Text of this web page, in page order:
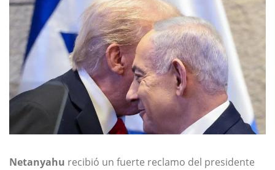
Netanyahu recibió un fuerte reclamo del presidente